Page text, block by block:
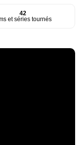
42
et séries tournés